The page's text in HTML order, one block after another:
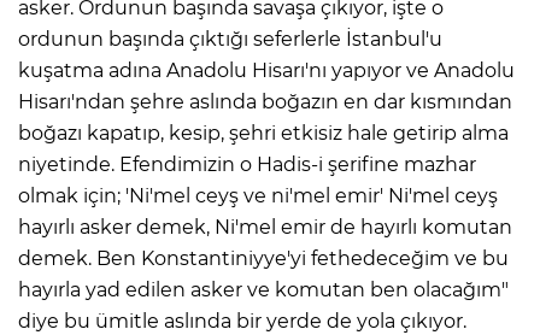
asker. Ordunun başında savaşa çıkıyor, işte o
ordunun başında çıktığı seferlerle İstanbul'u
kuşatma adına Anadolu Hisarı'nı yapıyor ve Anadolu
Hisarı'ndan şehre aslında boğazın en dar kısmından
boğazı kapatıp, kesip, şehri etkisiz hale getirip alma
niyetinde. Efendimizin o Hadis-i şerifine mazhar
olmak için; 'Ni'mel ceyş ve ni'mel emir' Ni'mel ceyş
hayırlı asker demek, Ni'mel emir de hayırlı komutan
demek. Ben Konstantiniyye'yi fethedeceğim ve bu
hayırla yad edilen asker ve komutan ben olacağım"
diye bu ümitle aslında bir yerde de yola çıkıyor.